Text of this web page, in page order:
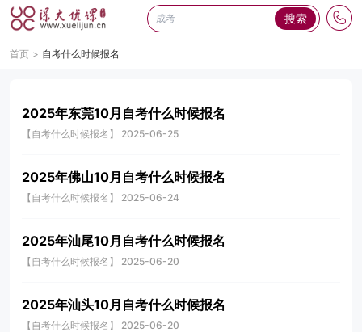
搜索
首页 自考什么时候报名
2025年东莞10月自考什么时候报名
【自考什么时候报名】 2025-06-25
2025年佛山10月自考什么时候报名
【自考什么时候报名】 2025-06-24
2025年汕尾10月自考什么时候报名
【自考什么时候报名】 2025-06-20
2025年汕头10月自考什么时候报名
【自考什么时候报名】 2025-06-20